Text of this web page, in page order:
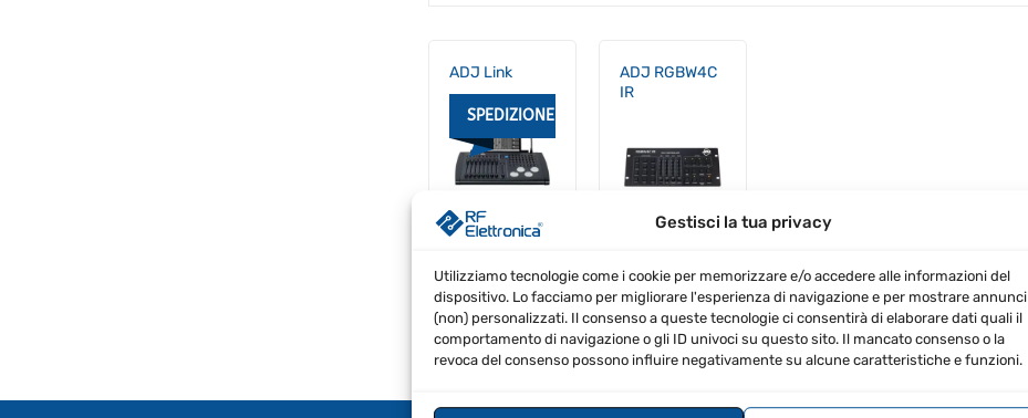
Gestisci la tua privacy
Utilizziamo tecnologie come i cookie per memorizzare e/o accedere alle informazioni del
dispositivo. Lo facciamo per migliorare l'esperienza di navigazione e per mostrare annunci
(non) personalizzati. Il consenso a queste tecnologie ci consentirà di elaborare dati quali il
comportamento di navigazione o gli ID univoci su questo sito. Il mancato consenso o la
revoca del consenso possono influire negativamente su alcune caratteristiche e funzioni.
ADJ Link
SPEDIZIONE GRATIS
PROMO
€666.00 Il
originale
era:
€666.00.
€6
prezzo
attuale
è:
€626.04.
Inclusa
ADJ RGBW4C
IR
Inclusa